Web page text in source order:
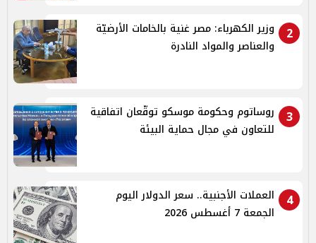
2
وزير الكهرباء: مصر غنية بالخامات الأرضيّة
والعناصر والمواد النادرة
3
روساتوم وحكومة موسكو توقّعان اتفاقية
للتعاون في مجال حماية البيئة
4
العملات الأجنبية.. سعر الدولار اليوم
الجمعة 7 أغسطس 2026